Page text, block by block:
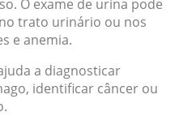
O exame de urina pode
trato urinário ou nos
e anemia.
a diagnosticar
identificar câncer ou